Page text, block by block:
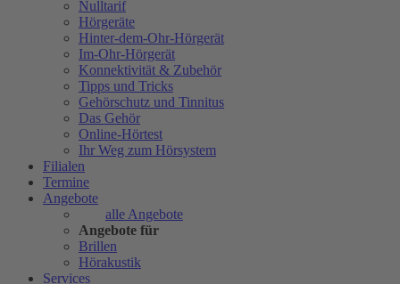
Nulltarif
Hörgeräte
Hinter-dem-Ohr-Hörgerät
Im-Ohr-Hörgerät
Konnektivität & Zubehör
Tipps und Tricks
Gehörschutz und Tinnitus
Das Gehör
Online-Hörtest
Ihr Weg zum Hörsystem
Filialen
Termine
Angebote
alle Angebote
Angebote für
Brillen
Hörakustik
Services